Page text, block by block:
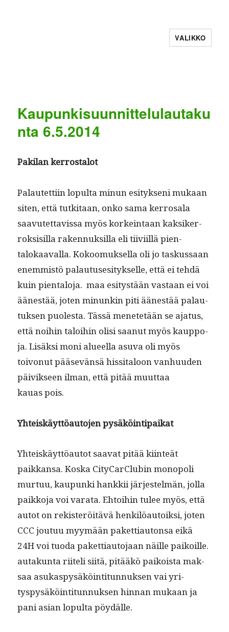
VALIKKO
Kaupunkisuunnittelulautaku
nta 6.5.2014
Pak­i­lan kerrostalot
Palautet­ti­in lop­ul­ta min­un esi­tyk­seni mukaan
siten, että tutk­i­taan, onko sama ker­rosala
saavutet­tavis­sa myös korkein­taan kak­sik­er­
roksisil­la raken­nuk­sil­la eli tiivi­il­lä pien­
talokaaval­la. Kokoomuk­sel­la oli jo taskus­saan
enem­mistö palau­tus­esi­tyk­selle, että ei tehdä
kuin pien­talo­ja. maa esi­tys­tään vas­taan ei voi
äänestää, joten min­unkin piti äänestää palau­
tuk­sen puoles­ta. Tässä menetetään se aja­tus,
että noi­hin taloi­hin olisi saanut myös kaup­po­
ja. Lisäk­si moni alueel­la asu­va oli myös
toivonut pää­sevän­sä hissi­taloon van­hu­u­den
päivikseen ilman, että pitää muut­taa
kauas pois.
Yhteiskäyt­töau­to­jen pysäköintipaikat
Yhteiskäyt­töau­tot saa­vat pitää kiin­teät
paikkansa. Kos­ka City­Car­Clu­bin monop­o­li
mur­tuu, kaupun­ki han­kkii jär­jestelmän, jol­la
paikko­ja voi vara­ta. Ehtoi­hin tulee myös, että
autot on rek­isteröitävä henkilöau­toik­si, joten
CCC joutuu myymään paket­ti­au­ton­sa eikä
24H voi tuo­da paket­ti­au­to­jaan näille paikoille.
autakun­ta riiteli siitä, pitääkö paikoista mak­
saa asukaspysäköin­ti­tun­nuk­sen vai yri­
tyspysäköin­ti­tun­nuk­sen hin­nan mukaan ja
pani asian lop­ul­ta pöydälle.